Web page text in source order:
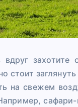
вдруг
стоит
на свежем